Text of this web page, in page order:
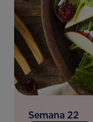
Semana 22